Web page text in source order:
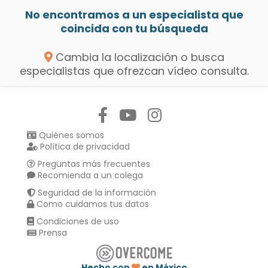
No encontramos a un especialista que
coincida con tu búsqueda
Cambia la localización o busca
especialistas que ofrezcan vídeo consulta.
Quiénes somos
Política de privacidad
Preguntas más frecuentes
Recomienda a un colega
Seguridad de la información
Como cuidamos tus datos
Condiciones de uso
Prensa